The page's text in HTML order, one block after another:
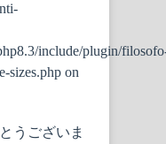
include/plugin/
sizes.php on
うございま